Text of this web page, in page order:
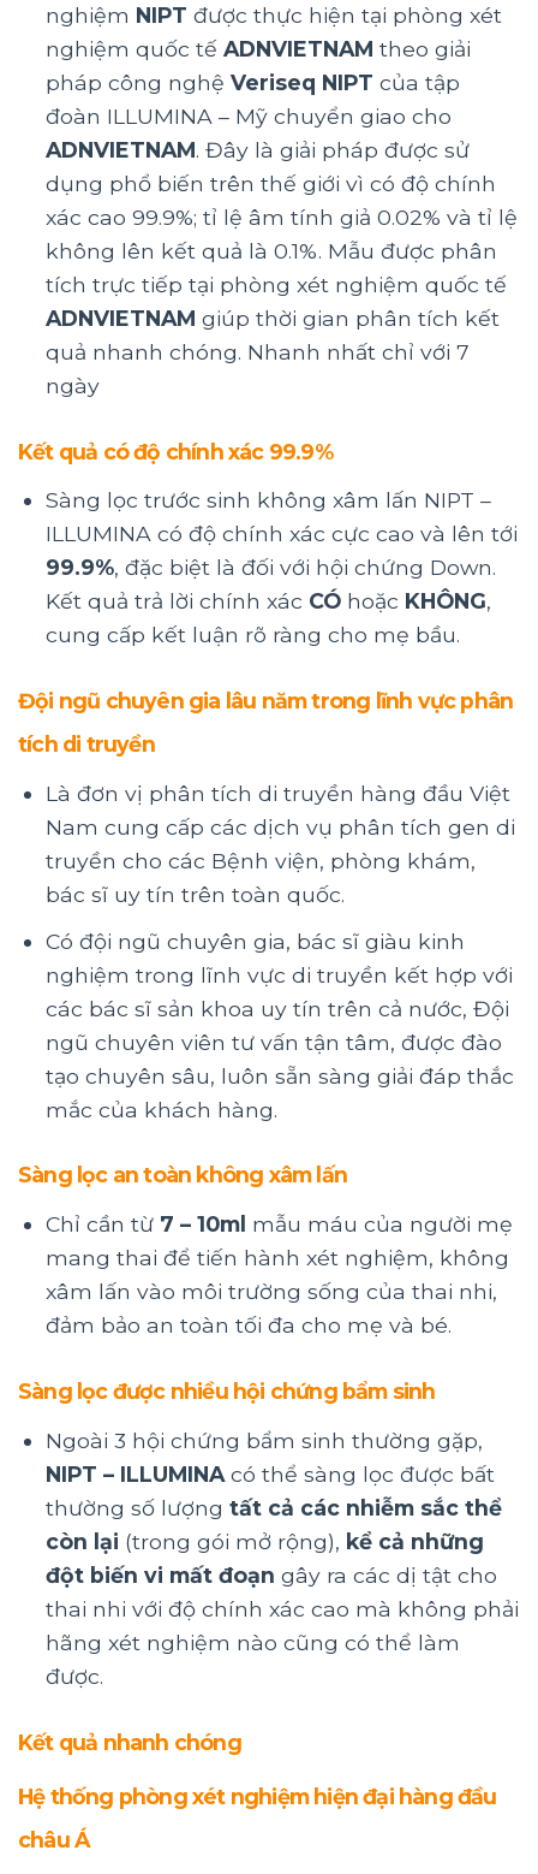
nghiệm NIPT được thực hiện tại phòng xét
nghiệm quốc tế ADNVIETNAM theo giải
pháp công nghệ Veriseq NIPT của tập
đoàn ILLUMINA – Mỹ chuyển giao cho
ADNVIETNAM. Đây là giải pháp được sử
dụng phổ biến trên thế giới vì có độ chính
xác cao 99.9%; tỉ lệ âm tính giả 0.02% và tỉ lệ
không lên kết quả là 0.1%. Mẫu được phân
tích trực tiếp tại phòng xét nghiệm quốc tế
ADNVIETNAM giúp thời gian phân tích kết
quả nhanh chóng. Nhanh nhất chỉ với 7
ngày
Kết quả có độ chính xác 99.9%
Sàng lọc trước sinh không xâm lấn NIPT –
ILLUMINA có độ chính xác cực cao và lên tới
99.9%, đặc biệt là đối với hội chứng Down.
Kết quả trả lời chính xác CÓhoặc KHÔNG,
cung cấp kết luận rõ ràng cho mẹ bầu.
Đội ngũ chuyên gia lâu năm trong lĩnh vực phân
tích di truyền
Là đơn vị phân tích di truyền hàng đầu Việt
Nam cung cấp các dịch vụ phân tích gen di
truyền cho các Bệnh viện, phòng khám,
bác sĩ uy tín trên toàn quốc.
Có đội ngũ chuyên gia, bác sĩ giàu kinh
nghiệm trong lĩnh vực di truyền kết hợp với
các bác sĩ sản khoa uy tín trên cả nước, Đội
ngũ chuyên viên tư vấn tận tâm, được đào
tạo chuyên sâu, luôn sẵn sàng giải đáp thắc
mắc của khách hàng.
Sàng lọc an toàn không xâm lấn
Chỉ cần từ 7 – 10ml mẫu máu của người mẹ
mang thai để tiến hành xét nghiệm, không
xâm lấn vào môi trường sống của thai nhi,
đảm bảo an toàn tối đa cho mẹ và bé.
Sàng lọc được nhiều hội chứng bẩm sinh
Ngoài 3 hội chứng bẩm sinh thường gặp,
NIPT – ILLUMINAcó thể sàng lọc được bất
thường số lượng tất cả các nhiễm sắc thể
còn lại (trong gói mở rộng), kể cả những
đột biến vi mất đoạn gây ra các dị tật cho
thai nhi với độ chính xác cao mà không phải
hãng xét nghiệm nào cũng có thể làm
được.
Kết quả nhanh chóng
Hệ thống phòng xét nghiệm hiện đại hàng đầu
châu Á